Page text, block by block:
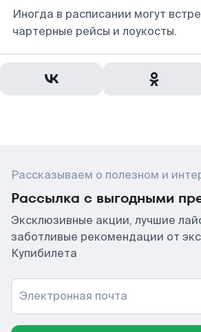
Иногда в расписании могут
чартерные рейсы и лоукосты.
Рассказываем о полезном и
Рассылка с выгодными
Эксклюзивные акции, лучшие
заботливые рекомендации от
Купибилета
Электронная почта